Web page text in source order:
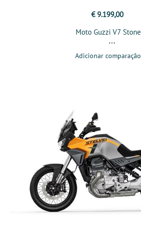
€ 9.199,00
Moto Guzzi V7 Stone
Adicionar comparação